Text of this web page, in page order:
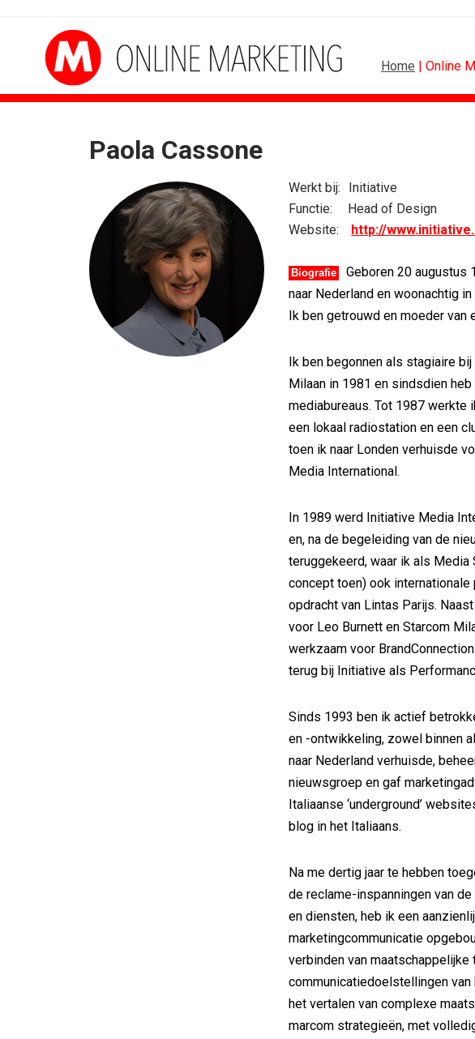
Home | Online
Paola Cassone
Werkt bij:
Initiative
Functie:
Head of Design
Website:
http://
Biografie
Geboren 20 augustus
naar Nederland en woonachtig
Ik ben getrouwd en moeder van
Ik ben begonnen als stagiaire
Milaan in 1981 en sindsdien
mediabureaus. Tot 1987 werkte
een lokaal radiostation en een
toen ik naar Londen verhuisde
Media International.
In 1989 werd Initiative Media
en, na de begeleiding van de
teruggekeerd, waar ik als
concept toen) ook
opdracht van Lintas Parijs.
voor Leo Burnett en Starcom
werkzaam voor
terug bij Initiative als
Sinds 1993 ben ik actief
en -ontwikkeling, zowel binnen
naar Nederland verhuisde,
nieuwsgroep en gaf
Italiaanse ‘underground’
blog in het Italiaans.
Na me dertig jaar te hebben
de reclame-inspanningen van
en diensten, heb ik een
marketingcommunicatie
verbinden van
communicatiedoelstellingen van
het vertalen van complexe
marcom strategieën, met